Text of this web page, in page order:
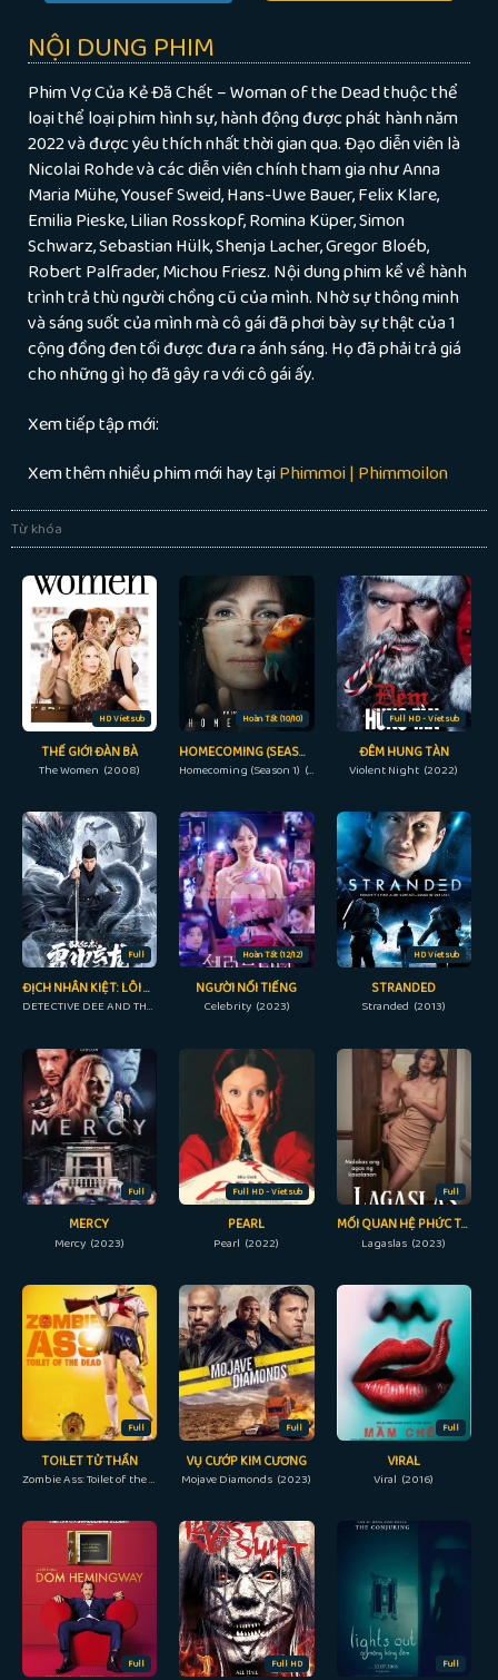
NỘI DUNG PHIM
Phim Vợ Của Kẻ Đã Chết – Woman of the Dead thuộc thể
loại thể loại phim hình sự, hành động được phát hành năm
2022 và được yêu thích nhất thời gian qua. Đạo diễn viên là
Nicolai Rohde và các diễn viên chính tham gia như Anna
Maria Mühe, Yousef Sweid, Hans-Uwe Bauer, Felix Klare,
Emilia Pieske, Lilian Rosskopf, Romina Küper, Simon
Schwarz, Sebastian Hülk, Shenja Lacher, Gregor Bloéb,
Robert Palfrader, Michou Friesz. Nội dung phim kể về hành
trình trả thù người chồng cũ của mình. Nhờ sự thông minh
và sáng suốt của mình mà cô gái đã phơi bày sự thật của 1
cộng đồng đen tối được đưa ra ánh sáng. Họ đã phải trả giá
cho những gì họ đã gây ra với cô gái ấy.
Xem tiếp tập mới:
Xem thêm nhiều phim mới hay tạiPhimmoi | Phimmoilon
Từ khóa
HD Vietsub
THẾ GIỚI ĐÀN BÀ
The Women (2008)
Hoàn Tất (10/10)
HOMECOMING (SEASON 1)
Homecoming (Season 1) (2018)
Full HD - Vietsub
ĐÊM HUNG TÀN
Violent Night (2022)
Full
ĐỊCH NHÂN KIỆT: LÔI HỎA HUYỀN LONG
DETECTIVE DEE AND THE DRAGON OF FIRE (2023)
Hoàn Tất (12/12)
NGƯỜI NỔI TIẾNG
Celebrity (2023)
HD Vietsub
STRANDED
Stranded (2013)
Full
MERCY
Mercy (2023)
Full HD - Vietsub
PEARL
Pearl (2022)
Full
MỐI QUAN HỆ PHỨC TẠP
Lagaslas (2023)
Full
TOILET TỬ THẦN
Zombie Ass: Toilet of the Dead (2012)
Full
VỤ CƯỚP KIM CƯƠNG
Mojave Diamonds (2023)
Full
VIRAL
Viral (2016)
Full Full HD Full